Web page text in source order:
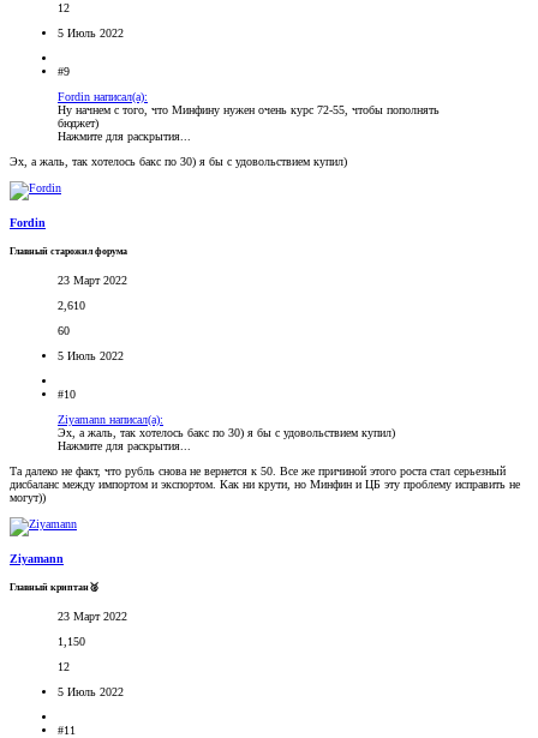
12
5 Июль 2022
#9
Fordin написал(а):
Ну начнем с того, что Минфину нужен очень курс 72-55, чтобы пополнять
бюджет)
Нажмите для раскрытия...
Эх, а жаль, так хотелось бакс по 30) я бы с удовольствием купил)
Fordin
Главный старожил форума
23 Март 2022
2,610
60
5 Июль 2022
#10
Ziyamann написал(а):
Эх, а жаль, так хотелось бакс по 30) я бы с удовольствием купил)
Нажмите для раскрытия...
Та далеко не факт, что рубль снова не вернется к 50. Все же причиной этого роста стал серьезный
дисбаланс между импортом и экспортом. Как ни крути, но Минфин и ЦБ эту проблему исправить не
могут))
Ziyamann
Главный криптан🥈
23 Март 2022
1,150
12
5 Июль 2022
#11